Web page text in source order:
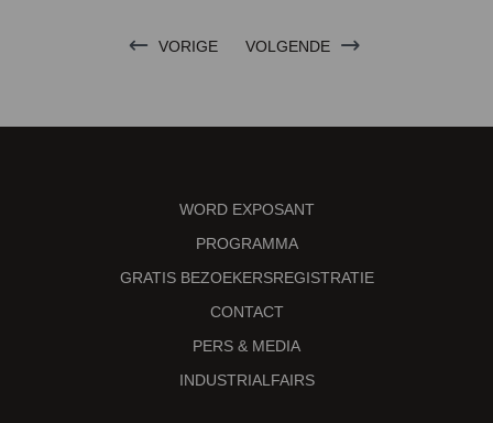
VORIGE VOLGENDE
WORD EXPOSANT
PROGRAMMA
GRATIS BEZOEKERSREGISTRATIE
CONTACT
PERS & MEDIA
INDUSTRIALFAIRS